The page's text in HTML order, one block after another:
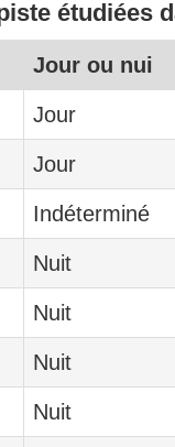
étudiées
Jour ou nui
Jour
Jour
Indéterminé
Nuit
Nuit
Nuit
Nuit